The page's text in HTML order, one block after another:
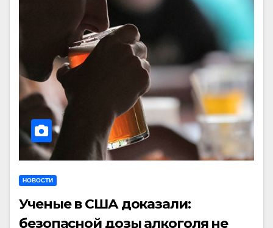
НОВОСТИ
Ученые в США доказали:
безопасной дозы алкоголя не